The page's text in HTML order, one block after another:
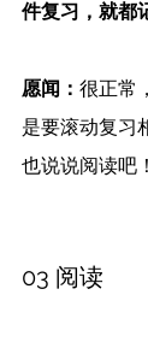
件复习，就都
愿闻： 很正常
是要滚动复习
也说说阅读吧
03 阅读